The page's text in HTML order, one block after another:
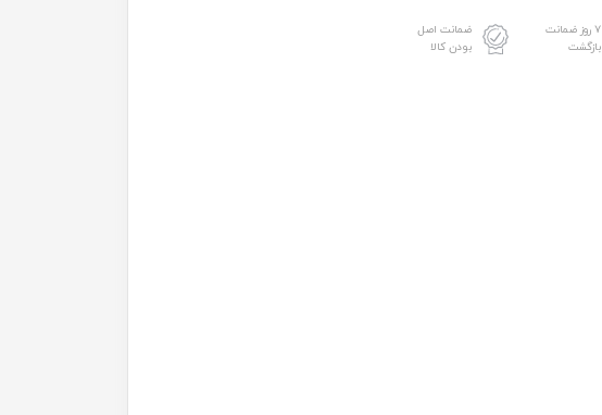
۷ روز ضمانت
بازگشت
ضمانت اصل
بودن کالا